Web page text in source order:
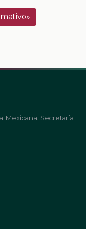
Mexicana. Secretaría